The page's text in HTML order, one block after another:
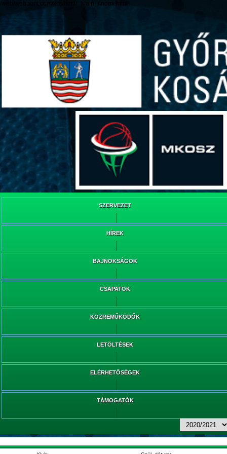
/web/webpont.com/kcs/html/_Main_/index.html
SZERVEZET
HÍREK
BAJNOKSÁGOK
CSAPATOK
KÖZREMŰKÖDŐK
LETÖLTÉSEK
ELÉRHETŐSÉGEK
TÁMOGATÓK